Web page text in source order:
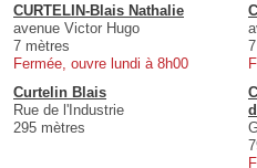
CURTELIN-Blais Nathalie
avenue Victor Hugo
7 mètres
Fermée, ouvre lundi à 8h00
Curtelin Blais
Rue de l'Industrie
295 mètres